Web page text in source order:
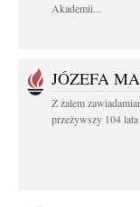
Akademii...
JÓZEFA
Z żalem
przeżywszy 104